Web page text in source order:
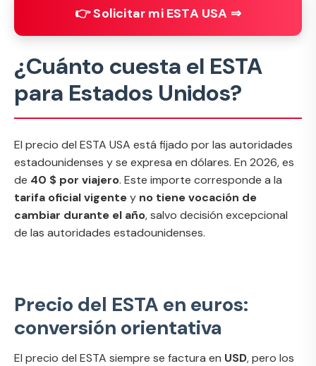
👉 Solicitar mi ESTA USA ⇒
¿Cuánto cuesta el ESTA
para Estados Unidos?
El precio del ESTA USA está fijado por las autoridades
estadounidenses y se expresa en dólares. En 2026, es
de 40 $ por viajero. Este importe corresponde a la
tarifa oficial vigentey no tiene vocación de
cambiar durante el año, salvo decisión excepcional
de las autoridades estadounidenses.
Precio del ESTA en euros:
conversión orientativa
El precio del ESTA siempre se factura en USD, pero los